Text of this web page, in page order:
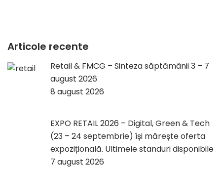
Articole recente
Retail & FMCG – Sinteza săptămânii 3 – 7
august 2026
8 august 2026
EXPO RETAIL 2026 – Digital, Green & Tech
(23 – 24 septembrie) își mărește oferta
expozițională. Ultimele standuri disponibile
7 august 2026